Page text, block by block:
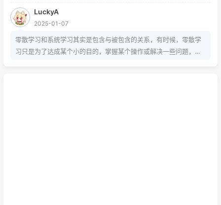
LuckyA
2025-01-07
零散学习和系统学习其实是包含与被包含的关系，有时候，零散学
习只是为了达成某个小的目的，掌握某个操作或解决一些问题，而